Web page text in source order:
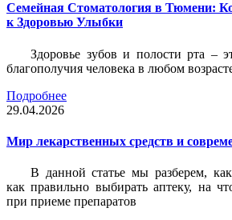
Семейная Стоматология в Тюмени:
к Здоровью Улыбки
Здоровье зубов и полости рта –
благополучия человека в любом
Подробнее
29.04.2026
Мир лекарственных средств и
В данной статье мы разберем,
как правильно выбирать аптеку, на
при приеме препаратов